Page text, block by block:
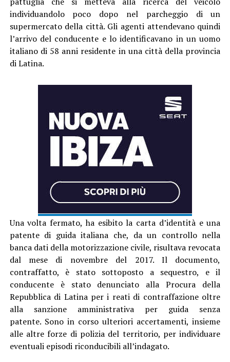
individuandolo poco dopo nel parcheggio di un
supermercato della città. Gli agenti attendevano quindi
l’arrivo del conducente e lo identificavano in un uomo
italiano di 58 anni residente in una città della provincia
di Latina.
Una volta fermato, ha esibito la carta d’identità e una
patente di guida italiana che, da un controllo nella
banca dati della motorizzazione civile, risultava revocata
dal mese di novembre del 2017. Il documento,
contraffatto, è stato sottoposto a sequestro, e il
conducente è stato denunciato alla Procura della
Repubblica di Latina per i reati di contraffazione oltre
alla sanzione amministrativa per guida senza
patente. Sono in corso ulteriori accertamenti, insieme
alle altre forze di polizia del territorio, per individuare
eventuali episodi riconducibili all’indagato.